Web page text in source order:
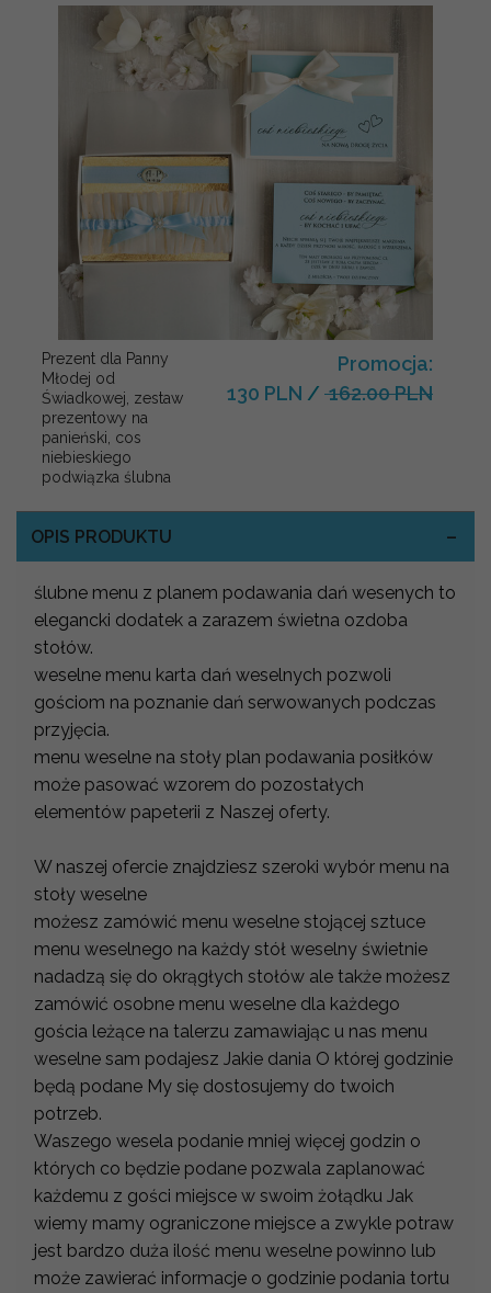
Prezent dla Panny
Młodej od
Świadkowej, zestaw
prezentowy na
panieński, cos
niebieskiego
podwiązka ślubna
Promocja:
130 PLN / 162.00 PLN
OPIS PRODUKTU
ślubne menu z planem podawania dań wesenych to
elegancki dodatek a zarazem świetna ozdoba
stołów.
weselne menu karta dań weselnych pozwoli
gościom na poznanie dań serwowanych podczas
przyjęcia.
menu weselne na stoły plan podawania posiłków
może pasować wzorem do pozostałych
elementów papeterii z Naszej oferty.
W naszej ofercie znajdziesz szeroki wybór menu na
stoły weselne
możesz zamówić menu weselne stojącej sztuce
menu weselnego na każdy stół weselny świetnie
nadadzą się do okrągłych stołów ale także możesz
zamówić osobne menu weselne dla każdego
gościa leżące na talerzu zamawiając u nas menu
weselne sam podajesz Jakie dania O której godzinie
będą podane My się dostosujemy do twoich
potrzeb.
Waszego wesela podanie mniej więcej godzin o
których co będzie podane pozwala zaplanować
każdemu z gości miejsce w swoim żołądku Jak
wiemy mamy ograniczone miejsce a zwykle potraw
jest bardzo duża ilość menu weselne powinno lub
może zawierać informacje o godzinie podania tortu